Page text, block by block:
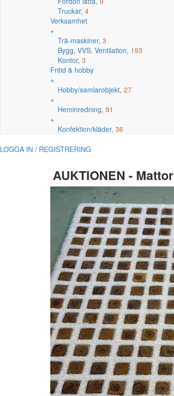
Truckar, 4
Verksamhet
+
Trä-maskiner, 3
Bygg, VVS, Ventilation, 193
Kontor, 3
Fritid & hobby
+
Hobby/samlarobjekt, 27
+
Heminredning, 91
+
Konfektion/kläder, 36
LOGGA IN / REGISTRERING
AUKTIONEN - Mattor